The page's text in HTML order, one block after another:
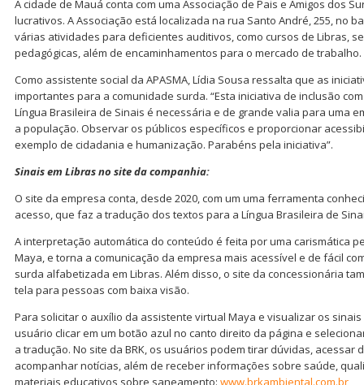
A cidade de Mauá conta com uma Associação de Pais e Amigos dos
lucrativos. A Associação está localizada na rua Santo André, 255, no
várias atividades para deficientes auditivos, como cursos de Libras,
pedagógicas, além de encaminhamentos para o mercado de trabalho.
Como assistente social da APASMA, Lídia Sousa ressalta que as
importantes para a comunidade surda. “Esta iniciativa de inclusão
Língua Brasileira de Sinais é necessária e de grande valia para uma
a população. Observar os públicos específicos e proporcionar
exemplo de cidadania e humanização. Parabéns pela iniciativa”.
Sinais em Libras no site da companhia:
O site da empresa conta, desde 2020, com um uma ferramenta
acesso, que faz a tradução dos textos para a Língua Brasileira de
A interpretação automática do conteúdo é feita por uma carismática
Maya, e torna a comunicação da empresa mais acessível e de fácil
surda alfabetizada em Libras. Além disso, o site da concessionária
tela para pessoas com baixa visão.
Para solicitar o auxílio da assistente virtual Maya e visualizar os
usuário clicar em um botão azul no canto direito da página e
a tradução. No site da BRK, os usuários podem tirar dúvidas, acessar
acompanhar notícias, além de receber informações sobre saúde,
materiais educativos sobre saneamento: www.brkambiental.com.br